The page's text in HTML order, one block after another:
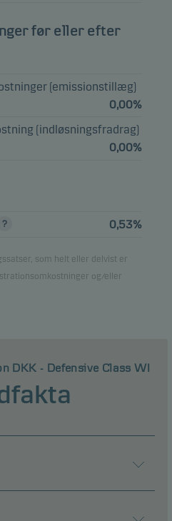
Investeringsforeninger
før eller efter
(emissionstillæg)
0,00%
(indløsningsfradrag)
0,00%
0,53%
som helt eller delvist er
og/eller
DKK - Defensive Class WI